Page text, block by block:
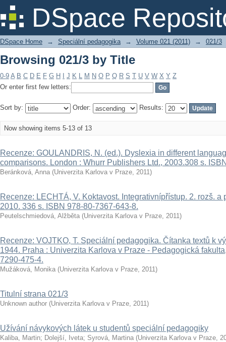
DSpace
Browsing 021/3 by Title
DSpace Home → Speciální pedagogika → Volume 021 (2011) → 021/3
Browsing 021/3 by Title
0-9 A B C D E F G H J K L M N O P Q R S T U V W X Y Z
Or enter first few letters:
Sort by: Order: Results:
Now showing items 5-13 of 13
Recenze: GOULANDRIS, N. (ed.). Dyslexia in different
comparisons. London : Whurr Publishers Ltd., 2003.308 s.
Beránková, Anna (Univerzita Karlova v Praze, 2011)
Recenze: LECHTÁ, V. Koktavost. Integrativnípřístup. 2. rozš. a
2010. 336 s. ISBN 978-80-7367-643-8.
Peutelschmiedová, Alžběta (Univerzita Karlova v Praze, 2011)
Recenze: VOJTKO, T. Speciální pedagogika. Čítanka textů k
1944. Praha : Univerzita Karlova v Praze - Pedagogická
7290-475-4.
Mužáková, Monika (Univerzita Karlova v Praze, 2011)
Titulní strana 021/3
Unknown author (Univerzita Karlova v Praze, 2011)
Užívání návykových látek u studentů speciální pedagogiky
Kaliba, Martin; Dolejší, Iveta; Syrová, Martina (Univerzita Karlova v Praze,